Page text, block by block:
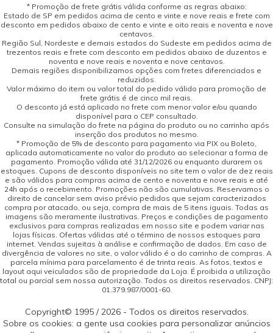
* Promoção de frete grátis válida conforme as regras abaixo:
Estado de SP em pedidos acima de cento e vinte e nove reais e frete com
desconto em pedidos abaixo de cento e vinte e oito reais e noventa e nove
centavos.
Região Sul, Nordeste e demais estados do Sudeste em pedidos acima de
trezentos reais e frete com desconto em pedidos abaixo de duzentos e
noventa e nove reais e noventa e nove centavos.
Demais regiões disponibilizamos opções com fretes diferenciados e
reduzidos.
Valor máximo do item ou valor total do pedido válido para promoção de
frete grátis é de cinco mil reais.
O desconto já está aplicado no frete com menor valor e/ou quando
disponível para o CEP consultado.
Consulte na simulação do frete na página do produto ou no carrinho após
inserção dos produtos no mesmo.
* Promoção de 5% de desconto para pagamento via PIX ou Boleto,
aplicada automaticamente no valor do produto ao selecionar a forma de
pagamento. Promoção válida até 31/12/2026 ou enquanto durarem os
estoques. Cupons de desconto disponíveis no site tem o valor de dez reais
e são válidos para compras acima de cento e noventa e nove reais e até
24h após o recebimento. Promoções não são cumulativas. Reservamos o
direito de cancelar sem aviso prévio pedidos que sejam caracterizados
compra por atacado, ou seja, compra de mais de 5 itens iguais. Todas as
imagens são meramente ilustrativas. Preços e condições de pagamento
exclusivos para compras realizadas em nosso site e podem variar nas
lojas físicas. Ofertas válidas até o término de nossos estoques para
internet. Vendas sujeitas à análise e confirmação de dados. Em caso de
divergência de valores no site, o valor válido é o do carrinho de compras. A
parcela mínima para parcelamento é de trinta reais. As fotos, textos e
layout aqui veiculados são de propriedade da Loja. É proibida a utilização
total ou parcial sem nossa autorização. Todos os direitos reservados. CNPJ:
01.379.987/0001-60.
Copyright© 1995 / 2026 - Todos os direitos reservados.
Sobre os cookies: a gente usa cookies para personalizar anúncios